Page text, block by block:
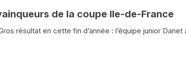
de la coupe Ile-de-France
résultat en cette fin d’année : l’équipe junior